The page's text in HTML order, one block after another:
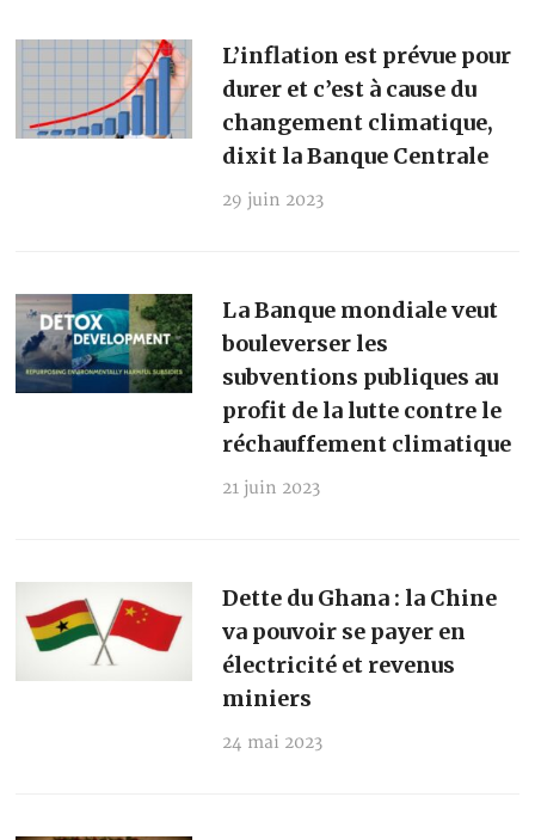
L’inflation est prévue pour
durer et c’est à cause du
changement climatique,
dixit la Banque Centrale
29 juin 2023
La Banque mondiale veut
bouleverser les
subventions publiques au
profit de la lutte contre le
réchauffement climatique
21 juin 2023
Dette du Ghana : la Chine
va pouvoir se payer en
électricité et revenus
miniers
24 mai 2023